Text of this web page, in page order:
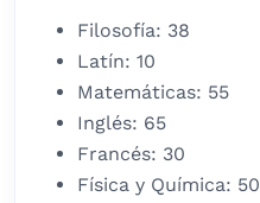
Filosofía: 38
Latín: 10
Matemáticas: 55
Inglés: 65
Francés: 30
Física y Química: 50